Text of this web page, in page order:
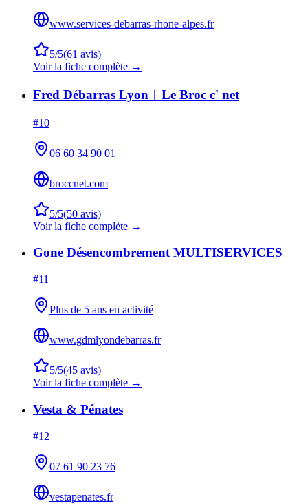
www.services-debarras-rhone-alpes.fr
5/5(61 avis)
Voir la fiche complète →
Fred Débarras Lyon︱Le Broc c' net
#10
06 60 34 90 01
broccnet.com
5/5(50 avis)
Voir la fiche complète →
Gone Désencombrement MULTISERVICES
#11
Plus de 5 ans en activité
www.gdmlyondebarras.fr
5/5(45 avis)
Voir la fiche complète →
Vesta & Pénates
#12
07 61 90 23 76
vestapenates.fr